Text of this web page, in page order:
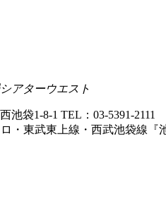
アターウエスト
池袋1-8-1 TEL：03-5391-2111
・東武東上線・西武池袋線『